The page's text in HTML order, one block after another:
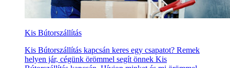
Kis Bútorszállítás
Kis Bútorszállítás kapcsán keres egy csapatot? Remek
helyen jár, cégünk örömmel segít önnek Kis